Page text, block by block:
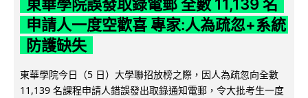
東華學院誤發取錄電郵 全數 11,139 名
申請人一度空歡喜 專家:人為疏忽+系統
防護缺失
東華學院今日（5 日）大學聯招放榜之際，因人為疏忽向全數
11,139 名課程申請人錯誤發出取錄通知電郵，令大批考生一度